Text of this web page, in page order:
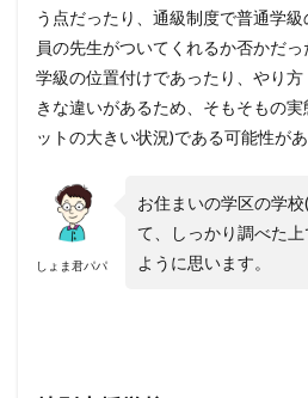
う点だったり、通級制度で普通学
員の先生がついてくれるか否かだ
学級の位置付けであったり、やり
きな違いがあるため、そもそもの
ットの大きい状況)である可能性があ
しょま君パパ
お住まいの学区の学
て、しっかり調べた
ように思います。